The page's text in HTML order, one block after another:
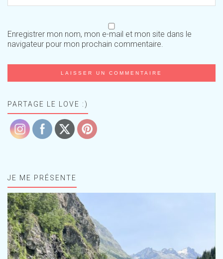
Enregistrer mon nom, mon e-mail et mon site dans le
navigateur pour mon prochain commentaire.
PARTAGE LE LOVE :)
JE ME PRÉSENTE